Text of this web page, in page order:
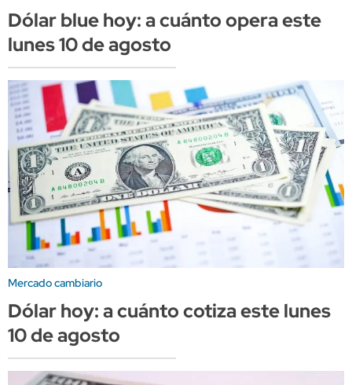
Dólar blue hoy: a cuánto opera este
lunes 10 de agosto
Mercado cambiario
Dólar hoy: a cuánto cotiza este lunes
10 de agosto